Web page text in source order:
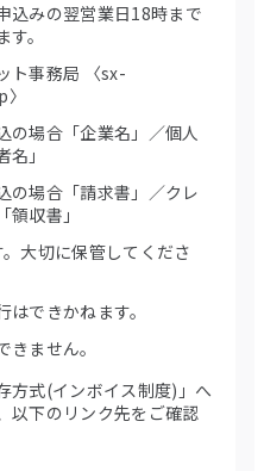
込みの翌営業日18時まで
。
ト事務局 〈sx-
の場合「企業名」／個人
」
の場合「請求書」／クレ
収書」
大切に保管してくださ
できかねます。
ません。
⽅式(インボイス制度)」へ
以下のリンク先をご確認